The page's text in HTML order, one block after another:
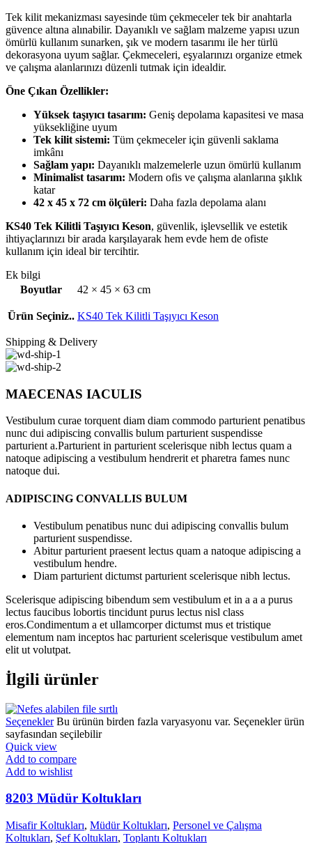
Tek kilit mekanizması sayesinde tüm çekmeceler tek bir anahtarla
güvence altına alınabilir. Dayanıklı ve sağlam malzeme yapısı uzun
ömürlü kullanım sunarken, şık ve modern tasarımı ile her türlü
dekorasyona uyum sağlar. Çekmeceleri, eşyalarınızı organize etmek
ve çalışma alanlarınızı düzenli tutmak için idealdir.
Öne Çıkan Özellikler:
Yüksek taşıyıcı tasarım: Geniş depolama kapasitesi ve masa
yüksekliğine uyum
Tek kilit sistemi: Tüm çekmeceler için güvenli saklama
imkânı
Sağlam yapı: Dayanıklı malzemelerle uzun ömürlü kullanım
Minimalist tasarım: Modern ofis ve çalışma alanlarına şıklık
katar
42 x 45 x 72 cm ölçüleri: Daha fazla depolama alanı
KS40 Tek Kilitli Taşıyıcı Keson, güvenlik, işlevsellik ve estetik
ihtiyaçlarınızı bir arada karşılayarak hem evde hem de ofiste
kullanım için ideal bir tercihtir.
Ek bilgi
Boyutlar
42 × 45 × 63 cm
Ürün Seçiniz.. KS40 Tek Kilitli Taşıyıcı Keson
Shipping & Delivery
MAECENAS IACULIS
Vestibulum curae torquent diam diam commodo parturient penatibus
nunc dui adipiscing convallis bulum parturient suspendisse
parturient a.Parturient in parturient scelerisque nibh lectus quam a
natoque adipiscing a vestibulum hendrerit et pharetra fames nunc
natoque dui.
ADIPISCING CONVALLIS BULUM
Vestibulum penatibus nunc dui adipiscing convallis bulum
parturient suspendisse.
Abitur parturient praesent lectus quam a natoque adipiscing a
vestibulum hendre.
Diam parturient dictumst parturient scelerisque nibh lectus.
Scelerisque adipiscing bibendum sem vestibulum et in a a a purus
lectus faucibus lobortis tincidunt purus lectus nisl class
eros.Condimentum a et ullamcorper dictumst mus et tristique
elementum nam inceptos hac parturient scelerisque vestibulum amet
elit ut volutpat.
İlgili ürünler
Seçenekler Bu ürünün birden fazla varyasyonu var. Seçenekler ürün
sayfasından seçilebilir
Quick view
Add to compare
Add to wishlist
8203 Müdür Koltukları
Misafir Koltukları, Müdür Koltukları, Personel ve Çalışma
Koltukları, Şef Koltukları, Toplantı Koltukları